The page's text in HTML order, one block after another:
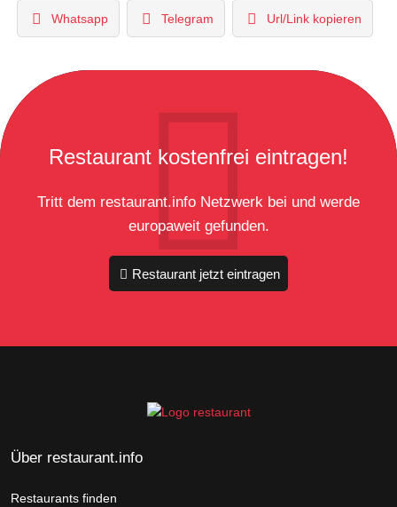
Whatsapp Telegram Url/Link kopieren
Restaurant kostenfrei eintragen!
Tritt dem restaurant.info Netzwerk bei und werde
europaweit gefunden.
Restaurant jetzt eintragen
Über restaurant.info
Restaurants finden